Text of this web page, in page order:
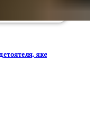
яке